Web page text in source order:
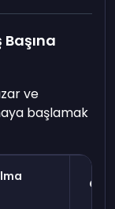
ve
başlamak